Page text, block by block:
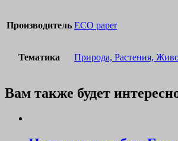
Производитель ECO paper
Тематика Природа, Растения,
Вам также будет